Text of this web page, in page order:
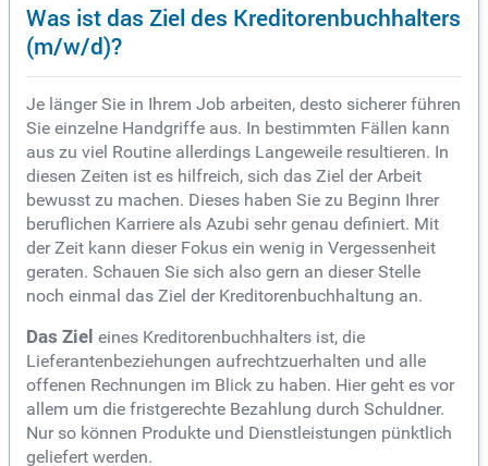
Was ist das Ziel des Kreditorenbuchhalters
(m/w/d)?
Je länger Sie in Ihrem Job arbeiten, desto sicherer führen
Sie einzelne Handgriffe aus. In bestimmten Fällen kann
aus zu viel Routine allerdings Langeweile resultieren. In
diesen Zeiten ist es hilfreich, sich das Ziel der Arbeit
bewusst zu machen. Dieses haben Sie zu Beginn Ihrer
beruflichen Karriere als Azubi sehr genau definiert. Mit
der Zeit kann dieser Fokus ein wenig in Vergessenheit
geraten. Schauen Sie sich also gern an dieser Stelle
noch einmal das Ziel der Kreditorenbuchhaltung an.
Das Ziel eines Kreditorenbuchhalters ist, die
Lieferantenbeziehungen aufrechtzuerhalten und alle
offenen Rechnungen im Blick zu haben. Hier geht es vor
allem um die fristgerechte Bezahlung durch Schuldner.
Nur so können Produkte und Dienstleistungen pünktlich
geliefert werden.